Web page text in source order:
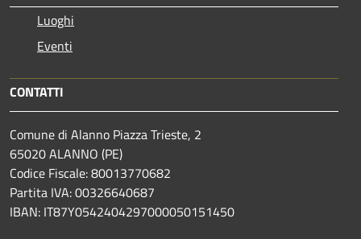
Luoghi
Eventi
CONTATTI
Comune di Alanno Piazza Trieste, 2
65020 ALANNO (PE)
Codice Fiscale: 80013770682
Partita IVA: 00326640687
IBAN: IT87Y0542404297000050151450